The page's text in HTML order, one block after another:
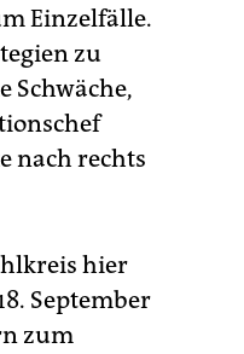
Einzelfälle.
zu
Schwäche,
nach rechts
hier
September
zum